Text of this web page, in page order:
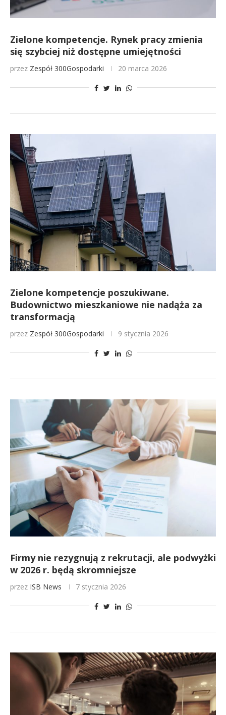
Zielone kompetencje. Rynek pracy zmienia
się szybciej niż dostępne umiejętności
przez Zespół 300Gospodarki 20 marca 2026
Zielone kompetencje poszukiwane.
Budownictwo mieszkaniowe nie nadąża za
transformacją
przez Zespół 300Gospodarki 9 stycznia 2026
Firmy nie rezygnują z rekrutacji, ale podwyżki
w 2026 r. będą skromniejsze
przez ISB News 7 stycznia 2026